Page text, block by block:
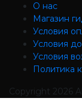
О нас
Магазин
Условия
Условия
Условия
Политика
Copyright 2026